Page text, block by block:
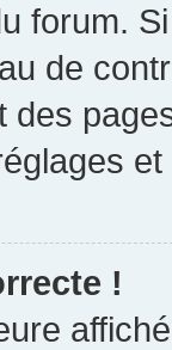
forum.
de
des
!